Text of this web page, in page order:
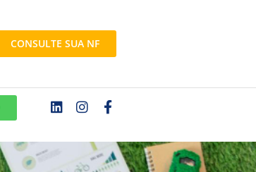
CONSULTE SUA NF